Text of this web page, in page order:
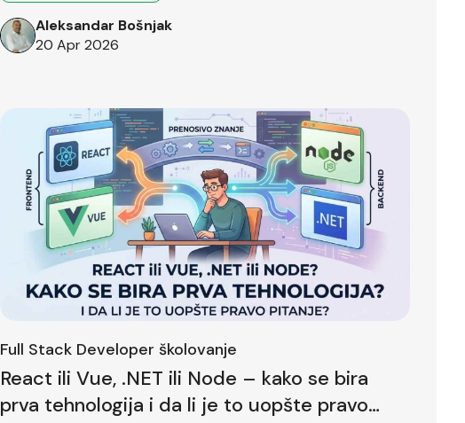
Aleksandar Bošnjak
20 Apr 2026
Full Stack Developer školovanje
React ili Vue, .NET ili Node – kako se bira
prva tehnologija i da li je to uopšte pravo